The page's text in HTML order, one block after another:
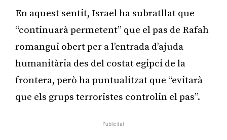
En aquest sentit, Israel ha subratllat que
“continuarà permetent” que el pas de Rafah
romangui obert per a l’entrada d’ajuda
humanitària des del costat egipci de la
frontera, però ha puntualitzat que “evitarà
que els grups terroristes controlin el pas”.
Publicitat